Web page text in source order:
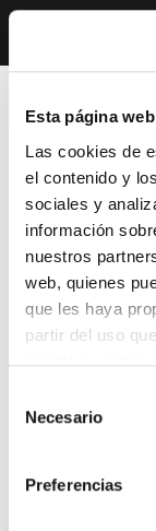
Esta página
Las cookies de
el contenido y
sociales y
información
nuestros
web, quienes
que les haya
partir del uso
Necesario
Preferencias